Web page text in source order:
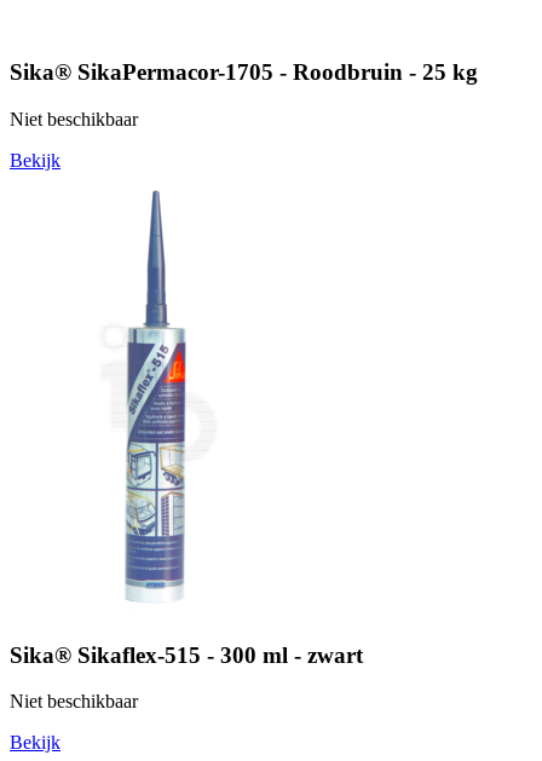
Sika® SikaPermacor-1705 - Roodbruin - 25 kg
Niet beschikbaar
Bekijk
Sika® Sikaflex-515 - 300 ml - zwart
Niet beschikbaar
Bekijk